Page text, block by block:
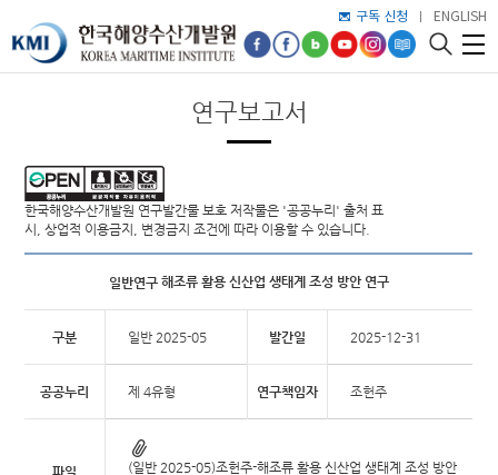
구독 신청 ENGLISH
연구보고서
한국해양수산개발원 연구발간물 보호 저작물은 '공공누리' 출처 표
시, 상업적 이용금지, 변경금지 조건에 따라 이용할 수 있습니다.
일반연구해조류 활용 신산업 생태계 조성 방안 연구
구분 일반 2025-05 발간일 2025-12-31
공공누리 제 4유형 연구책임자 조헌주
파일
(일반 2025-05)조헌주-해조류 활용 신산업 생태계 조성 방안